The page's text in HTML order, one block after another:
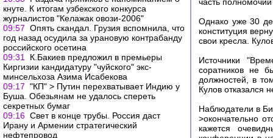
кнуте. К итогам узбекского конкурса
журналистов "Келажак овози-2006"
09:57 Опять скандал. Грузия вспомнила, что
год назад осудила за урановую контрабанду
российского осетина
09:31
К.Бакиев предложил в премьеры
Киргизии кандидатуру "чуйского" экс-
минсельхоза Азима Исабекова
09:17 "КП" > Путин перехватывает Индию у
Буша. Обезьянам не удалось спереть
секретных бумаг
09:16 Свет в конце трубы. Россия даст
Ирану и Армении стратегический
нефтепровод
Однако уже 30
конституция
свои кресла.
Источники
соратников не
должностей, в
Кулов отказался
Наблюдатели в
>окончательно
кажется